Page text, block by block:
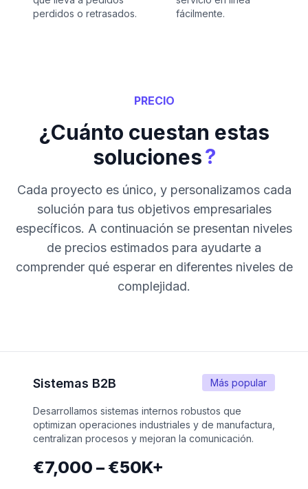
perdidos o retrasados.
fácilmente.
PRECIO
¿Cuánto cuestan estas
soluciones?
Cada proyecto es único, y personalizamos cada
solución para tus objetivos empresariales
específicos. A continuación se presentan niveles
de precios estimados para ayudarte a
comprender qué esperar en diferentes niveles de
complejidad.
Más popular
Sistemas B2B
Desarrollamos sistemas internos robustos que
optimizan operaciones industriales y de manufactura,
centralizan procesos y mejoran la comunicación.
€7,000 – €50K+